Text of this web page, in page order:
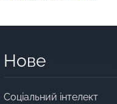
Нове
Cоціальний інтелект